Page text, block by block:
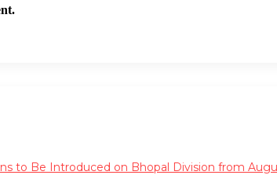
to Be Introduced on Bhopal Division from